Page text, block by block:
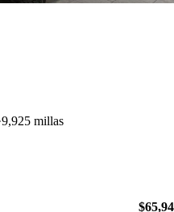
9,925 millas